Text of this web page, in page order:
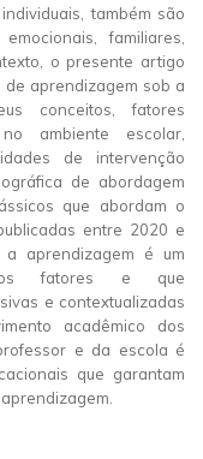
também são
familiares,
o presente artigo
aprendizagem sob a
conceitos, fatores
ambiente escolar,
de intervenção
de abordagem
que abordam o
entre 2020 e
a aprendizagem é um
fatores e que
e contextualizadas
acadêmico dos
e da escola é
que garantam